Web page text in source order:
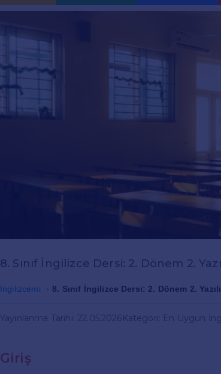
8. Sınıf İngilizce Dersi: 2. Dönem 2.
İngilizcemi 8. Sınıf İngilizce Dersi: 2. Dönem 2. Yazılı
Yayınlanma Tarihi: 22.05.2026 Kategori: En Uygun
Giriş